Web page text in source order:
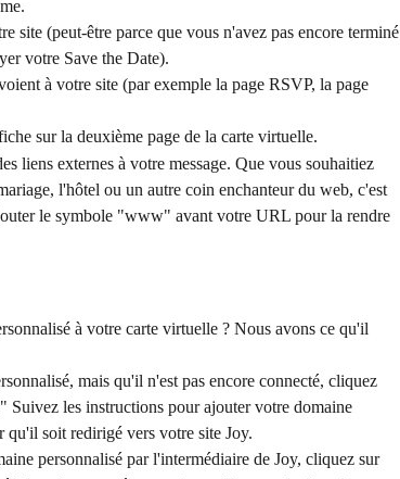
site (peut-être parce que vous n'avez pas encore terminé
votre Save the Date).
à votre site (par exemple la page RSVP, la page
sur la deuxième page de la carte virtuelle.
liens externes à votre message. Que vous souhaitiez
l'hôtel ou un autre coin enchanteur du web, c'est
le symbole "www" avant votre URL pour la rendre
à votre carte virtuelle ? Nous avons ce qu'il
mais qu'il n'est pas encore connecté, cliquez
les instructions pour ajouter votre domaine
qu'il soit redirigé vers votre site Joy.
personnalisé par l'intermédiaire de Joy, cliquez sur